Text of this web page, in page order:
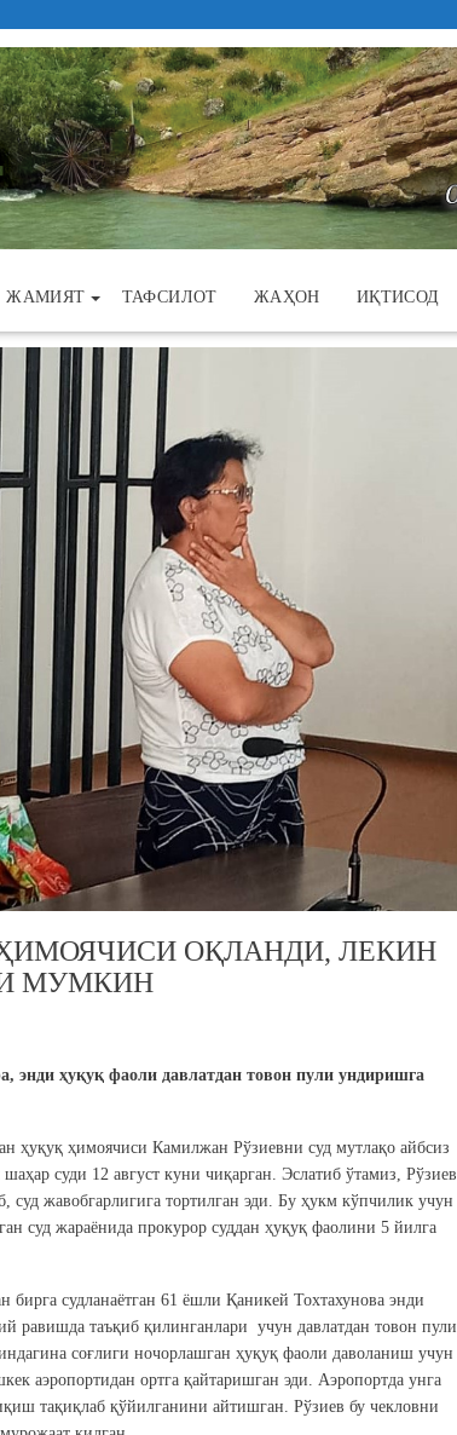
ЖАМИЯТ ТАФСИЛОТ ЖАҲОН ИҚТИСОД
ОҚЛАНДИ, ЛЕКИН
МУМКИН
энди ҳуқуқ фаоли давлатдан товон пули ундиришга
ҳуқуқ ҳимоячиси Камилжан Рўзиевни суд мутлақо айбсиз
суди 12 август куни чиқарган. Эслатиб ўтамиз, Рўзиев
жавобгарлигига тортилган эди. Бу ҳукм кўпчилик учун
суд жараёнида прокурор суддан ҳуқуқ фаолини 5 йилга
судланаётган 61 ёшли Қаникей Тохтахунова энди
равишда таъқиб қилинганлари учун давлатдан товон пули
соғлиги ночорлашган ҳуқуқ фаоли даволаниш учун
аэропортидан ортга қайтаришган эди. Аэропортда унга
тақиқлаб қўйилганини айтишган. Рўзиев бу чекловни